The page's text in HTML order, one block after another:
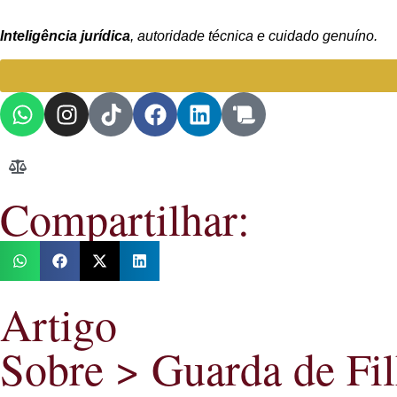
Inteligência jurídica, autoridade técnica e cuidado genuíno.
Compartilhar:
Artigo
Sobre > Guarda de